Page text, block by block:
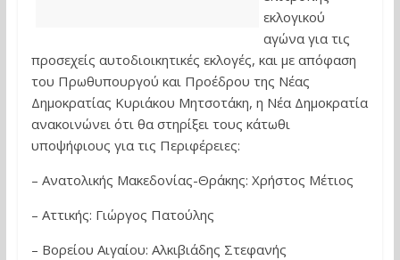
εκλογικού
αγώνα για τις
προσεχείς αυτοδιοικητικές εκλογές, και με απόφαση
του Πρωθυπουργού και Προέδρου της Νέας
Δημοκρατίας Κυριάκου Μητσοτάκη, η Νέα Δημοκρατία
ανακοινώνει ότι θα στηρίξει τους κάτωθι
υποψήφιους για τις Περιφέρειες:
– Ανατολικής Μακεδονίας-Θράκης: Χρήστος Μέτιος
– Αττικής: Γιώργος Πατούλης
– Βορείου Αιγαίου: Αλκιβιάδης Στεφανής